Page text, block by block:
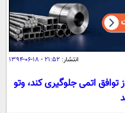
انتشار: ۲۱:۵۲ - ۱۸-۰۶-۱۳۹۴
توافق اتمی جلوگیری کند، وتو